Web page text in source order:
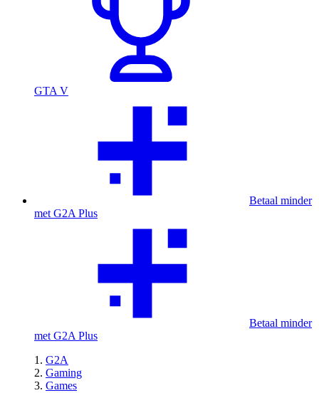
GTA V
Betaal minder
met G2A Plus
Betaal minder
met G2A Plus
G2A
Gaming
Games